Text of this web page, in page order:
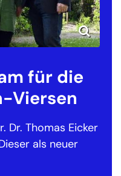
für die
Viersen
Dr. Thomas Eicker
als neuer